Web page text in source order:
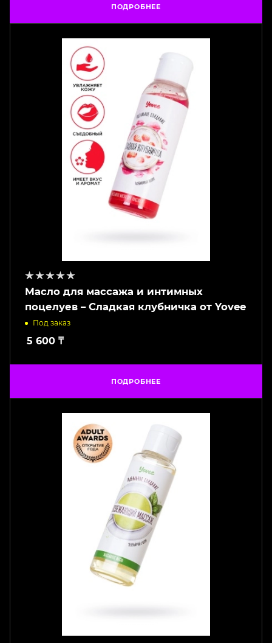
ПОДРОБНЕЕ
Масло для массажа и интимных
поцелуев – Сладкая клубничка от Yovee
Под заказ
5 600 ₸
ПОДРОБНЕЕ